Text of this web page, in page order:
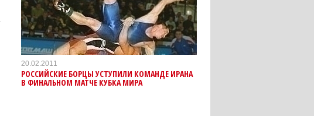
20.02.2011
РОССИЙСКИЕ БОРЦЫ УСТУПИЛИ КОМАНДЕ ИРАНА
В ФИНАЛЬНОМ МАТЧЕ КУБКА МИРА